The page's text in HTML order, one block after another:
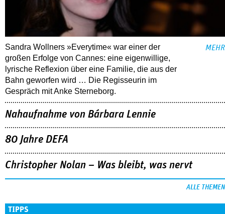
Sandra Wollners »Everytime« war einer der
großen Erfolge von Cannes: eine eigenwillige,
lyrische Reflexion über eine ­Familie, die aus der
Bahn geworfen wird … Die Regisseurin im
Gespräch mit Anke Sterneborg.
MEHR
Nahaufnahme von Bárbara Lennie
80 Jahre DEFA
Christopher Nolan – Was bleibt, was nervt
ALLE THEMEN
TIPPS